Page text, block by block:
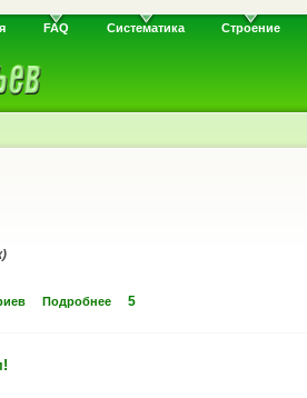
FAQ Систематика Строение
Подробнее 5